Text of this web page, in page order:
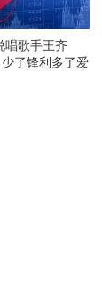
唱歌手王齐
了锋利多了爱